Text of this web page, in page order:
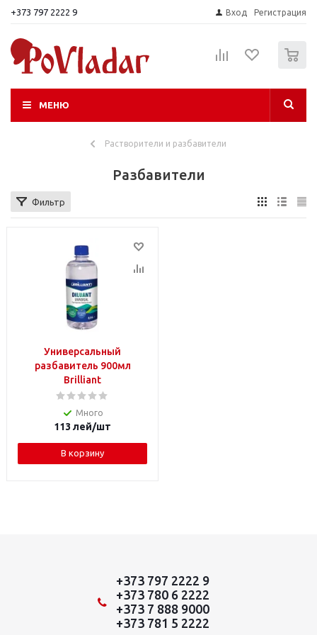
+373 797 2222 9 Вход Регистрация
МЕНЮ
Растворители и разбавители
Разбавители
Фильтр
Универсальный
разбавитель 900мл
Brilliant
Много
113 лей/шт
В корзину
+373 797 2222 9
+373 780 6 2222
+373 7 888 9000
+373 781 5 2222